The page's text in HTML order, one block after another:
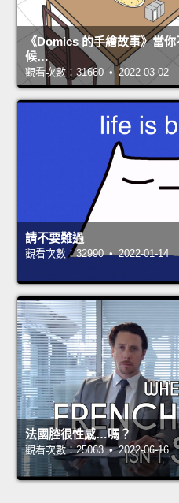
《Domics 的手繪故事》當
候…
觀看次數：31660 • 2022-03-02
請不要難過
觀看次數：32990 • 2022-01-14
法國腔很性感…嗎？
觀看次數：25063 • 2022-06-16